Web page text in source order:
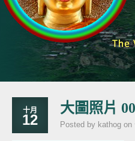
十月
12
大圖照片
Posted by kathog